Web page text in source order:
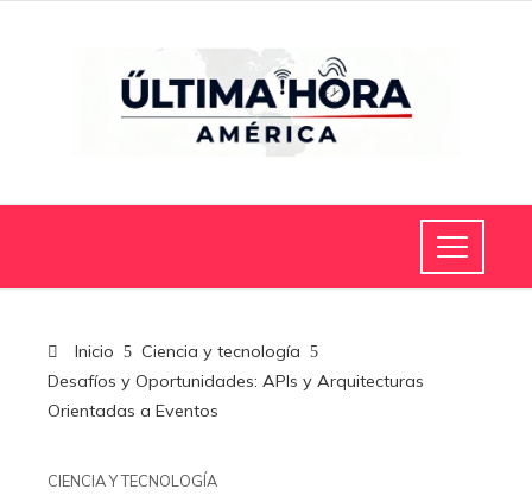
Inicio
Ciencia y tecnología
Desafíos y Oportunidades: APIs y Arquitecturas
Orientadas a Eventos
CIENCIA Y TECNOLOGÍA